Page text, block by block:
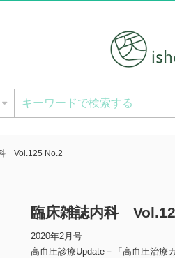
Vol.125 No.2
臨床雑誌内科
2020年2月号
高血圧診療Update－「高血圧治療